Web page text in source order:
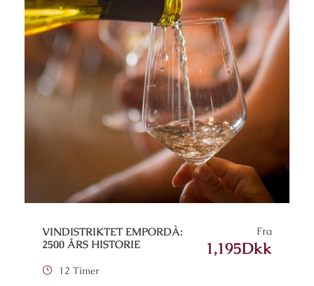
VINDISTRIKTET EMPORDÀ:
2500 ÅRS HISTORIE
Fra
1,195Dkk
12 Timer